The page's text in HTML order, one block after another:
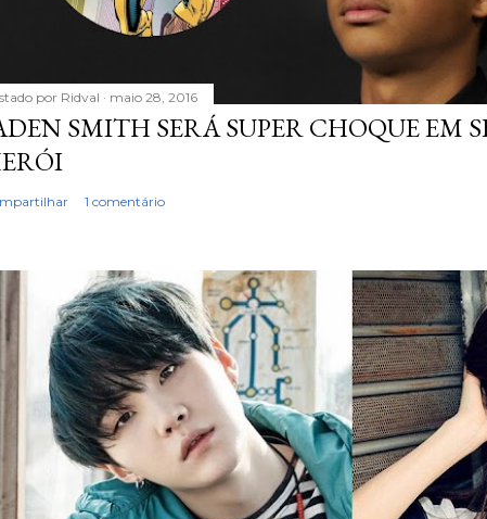
por Ridval maio 28, 2016
SMITH SERÁ SUPER CHOQUE EM
1 comentário